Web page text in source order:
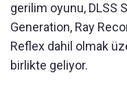
gerilim oyunu, DLSS
Generation, Ray
Reflex dahil olmak
birlikte geliyor.